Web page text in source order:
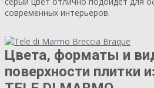
современных интерьеров.
Цвета, форматы и
поверхности плитки